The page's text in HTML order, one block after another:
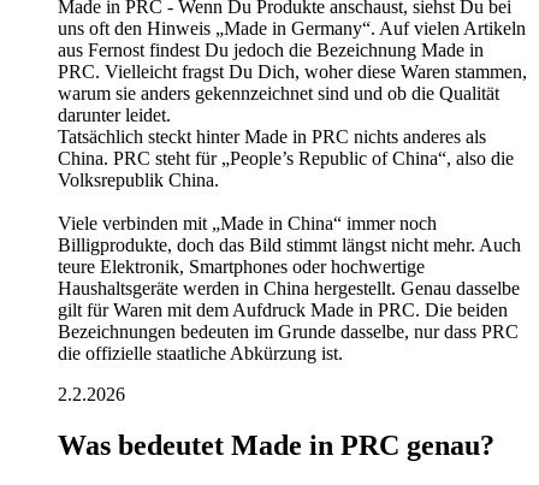
Made in PRC - Wenn Du Produkte anschaust, siehst Du bei
uns oft den Hinweis „Made in Germany“. Auf vielen Artikeln
aus Fernost findest Du jedoch die Bezeichnung Made in
PRC. Vielleicht fragst Du Dich, woher diese Waren stammen,
warum sie anders gekennzeichnet sind und ob die Qualität
darunter leidet.
Tatsächlich steckt hinter Made in PRC nichts anderes als
China. PRC steht für „People’s Republic of China“, also die
Volksrepublik China.
Viele verbinden mit „Made in China“ immer noch
Billigprodukte, doch das Bild stimmt längst nicht mehr. Auch
teure Elektronik, Smartphones oder hochwertige
Haushaltsgeräte werden in China hergestellt. Genau dasselbe
gilt für Waren mit dem Aufdruck Made in PRC. Die beiden
Bezeichnungen bedeuten im Grunde dasselbe, nur dass PRC
die offizielle staatliche Abkürzung ist.
2.2.2026
Was bedeutet Made in PRC genau?